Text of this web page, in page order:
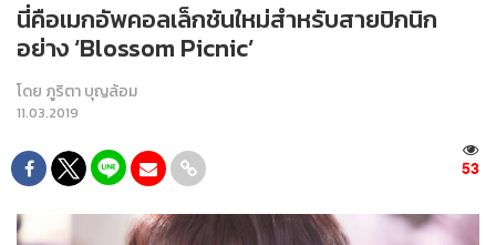
นี่คือเมกอัพคอลเล็กชันใหม่สำหรับสายปิกนิก
อย่าง ‘Blossom Picnic’
โดย ภูริตา บุญล้อม
11.03.2019
53